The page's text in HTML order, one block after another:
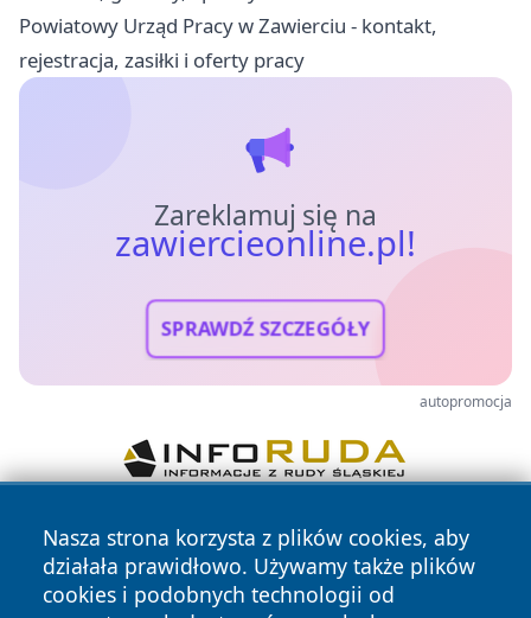
Powiatowy Urząd Pracy w Zawierciu - kontakt,
rejestracja, zasiłki i oferty pracy
Zareklamuj się na
zawiercieonline.pl!
SPRAWDŹ SZCZEGÓŁY
autopromocja
Nasza strona korzysta z plików cookies, aby
działała prawidłowo. Używamy także plików
cookies i podobnych technologii od